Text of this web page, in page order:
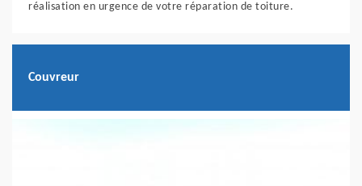
réalisation en urgence de votre réparation de toiture.
Couvreur